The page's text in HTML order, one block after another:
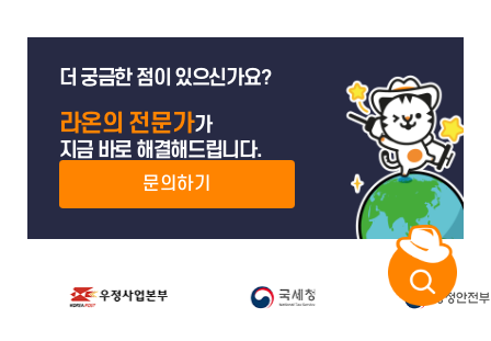
더 궁금한 점이 있으신가요?
라온의 전문가가
지금 바로 해결해드립니다.
문의하기